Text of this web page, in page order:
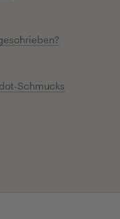
Schmucks